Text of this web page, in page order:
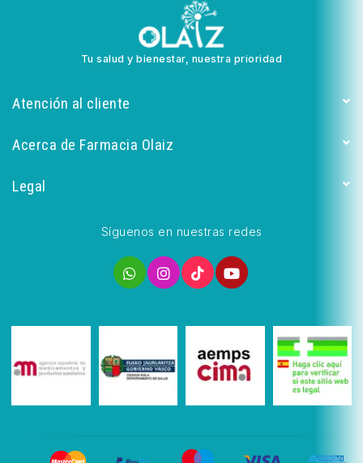
Tu salud y bienestar, nuestra prioridad
Atención al cliente
Acerca de Farmacia Olaiz
Legal
Síguenos en nuestras redes